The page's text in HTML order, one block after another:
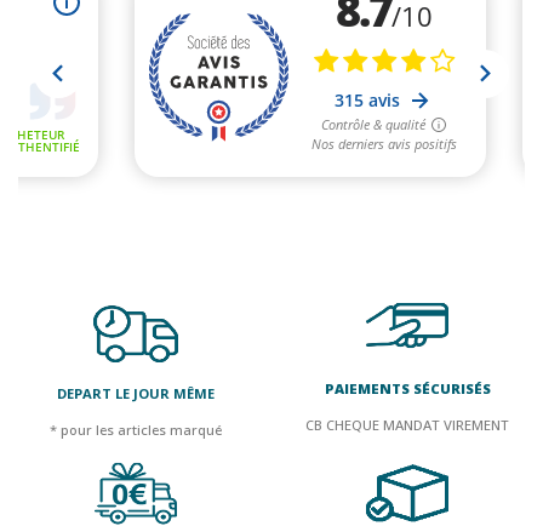
DEPART LE JOUR MÊME
* pour les articles marqué
PAIEMENTS SÉCURISÉS
CB CHEQUE MANDAT VIREMENT